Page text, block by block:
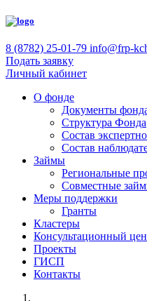
8 (8782) 25-01-79 info@frp-
Подать заявку
Личный кабинет
О фонде
Документы
Структура Фонда
Состав
Состав
Займы
Региональные
Совместные
Меры поддержки
Гранты
Кластеры
Консультационный
Проекты
ГИСП
Контакты